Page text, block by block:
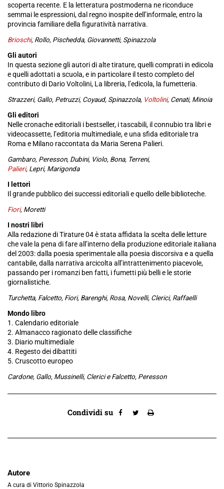
Autore
A cura di Vittorio Spinazzola
Condividi su
scoperta recente. E la letteratura postmoderna ne riconduce
semmai le espressioni, dal regno inospite dell’informale, entro la
provincia familiare della figuratività narrativa.
Brioschi, Rollo, Pischedda, Giovannetti, Spinazzola
Gli autori
In questa sezione gli autori di alte tirature, quelli comprati in edicola
e quelli adottati a scuola, e in particolare il testo completo del
contributo di Dario Voltolini, La libreria, l’edicola, la fumetteria.
Strazzeri, Gallo, Petruzzi, Coyaud, Spinazzola, Voltolini, Cenati, Minoia
Gli editori
Nelle cronache editoriali i bestseller, i tascabili, il connubio tra libri e
videocassette, l’editoria multimediale, e una sfida editoriale tra
Roma e Milano raccontata da Maria Serena Palieri.
Gambaro, Peresson, Dubini, Violo, Bona, Terreni,
Palieri, Lepri, Marigonda
I lettori
Il grande pubblico dei successi editoriali e quello delle biblioteche.
Fiori, Moretti
I nostri libri
Alla redazione di Tirature 04 è stata affidata la scelta delle letture
che vale la pena di fare all’interno della produzione editoriale italiana
del 2003: dalla poesia sperimentale alla poesia discorsiva e a quella
cantabile, dalla narrativa arcicolta all’intrattenimento piacevole,
passando per i romanzi ben fatti, i fumetti più belli e le storie
giornalistiche.
Turchetta, Falcetto, Fiori, Barenghi, Rosa, Novelli, Clerici, Raffaelli
Mondo libro
1. Calendario editoriale
2. Almanacco ragionato delle classifiche
3. Diario multimediale
4. Regesto dei dibattiti
5. Cruscotto europeo
Cardone, Gallo, Mussinelli, Clerici e Falcetto, Peresson